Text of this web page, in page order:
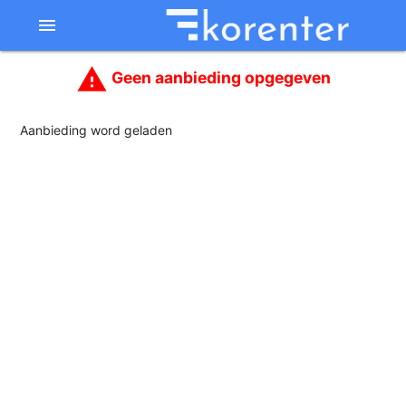
menu
report_problem Geen aanbieding opgegeven
Aanbieding word geladen